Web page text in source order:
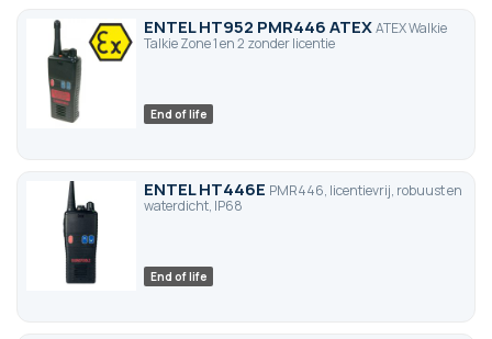
ENTEL HT952 PMR446 ATEXATEX Walkie
Talkie Zone 1 en 2 zonder licentie
End of life
ENTEL HT446E PMR446, licentievrij, robuust en
waterdicht, IP68
End of life